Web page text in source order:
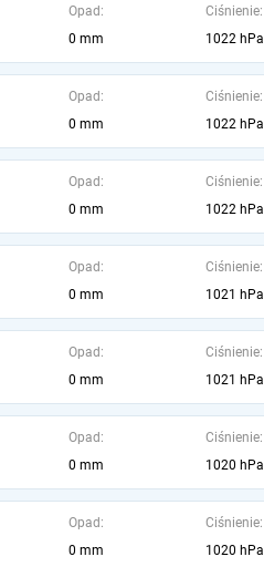
Opad:
0 mm
Ciśnienie:
1022 hPa
Opad:
0 mm
Ciśnienie:
1022 hPa
Opad:
0 mm
Ciśnienie:
1022 hPa
Opad:
0 mm
Ciśnienie:
1021 hPa
Opad:
0 mm
Ciśnienie:
1021 hPa
Opad:
0 mm
Ciśnienie:
1020 hPa
Opad:
0 mm
Ciśnienie:
1020 hPa